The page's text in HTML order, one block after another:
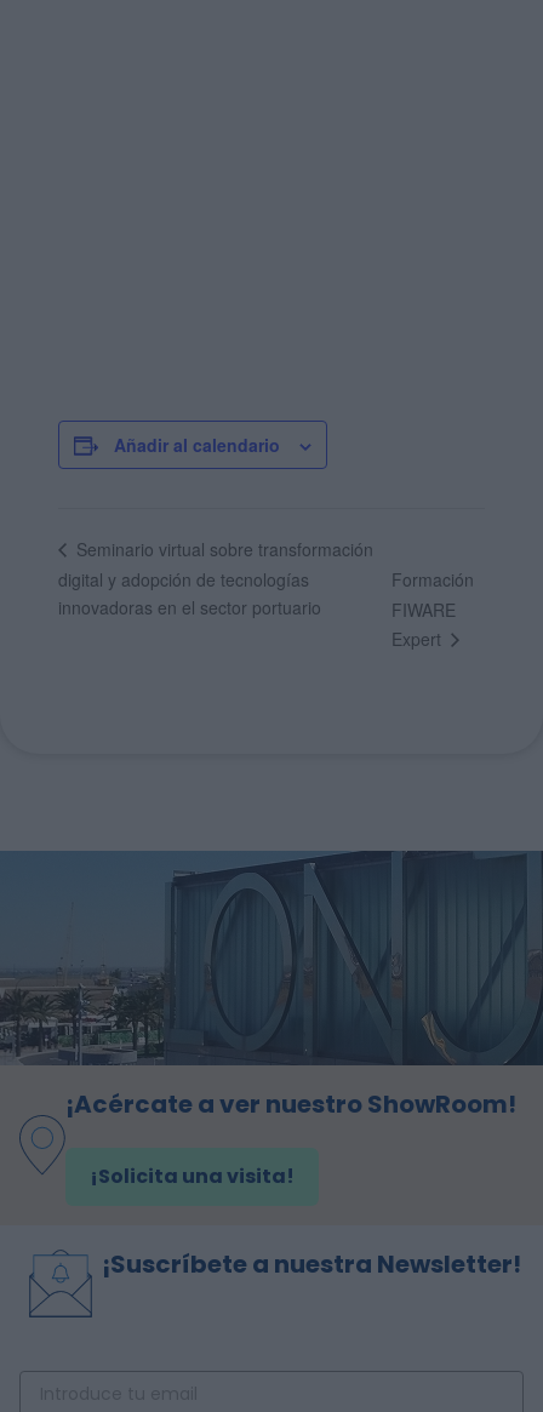
Añadir al calendario
Seminario virtual sobre transformación
digital y adopción de tecnologías
innovadoras en el sector portuario
Formación
FIWARE
Expert
¡Acércate a ver nuestro ShowRoom!
¡Solicita una visita!
¡Suscríbete a nuestra Newsletter!